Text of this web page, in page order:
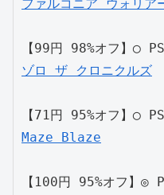
ファルコニア ウォリア
【99円 98%オフ】◯
ゾロ ザ クロニクルズ
【71円 95%オフ】◯
Maze Blaze
【100円 95%オフ】◎